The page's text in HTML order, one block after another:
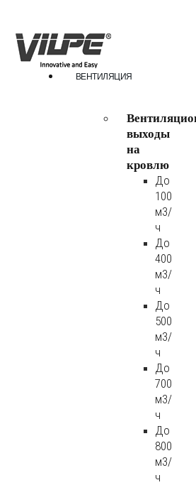
ВЕНТИЛЯЦИЯ
выходы
на
кровлю
До
100
м3/
ч
До
400
м3/
ч
До
500
м3/
ч
До
700
м3/
ч
До
800
м3/
ч